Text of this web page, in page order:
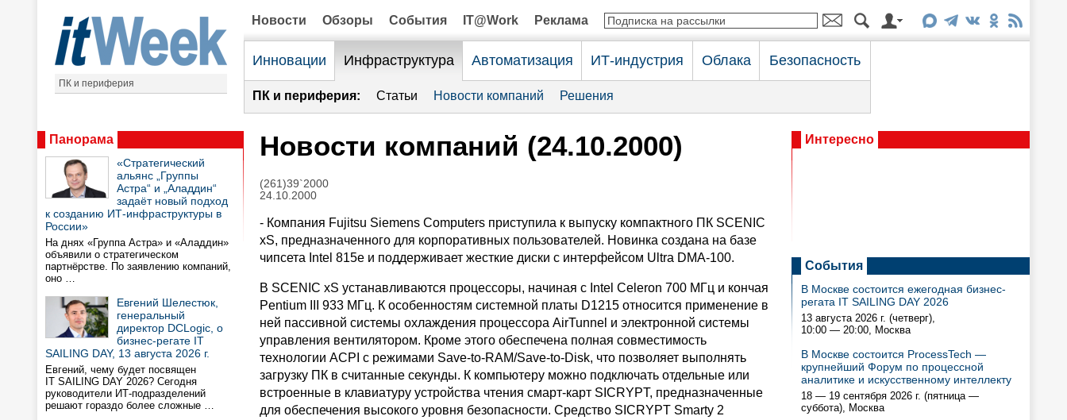
ПК и периферия
Новости Обзоры События IT@Work Реклама
Инновации Инфраструктура Автоматизация ИТ-индустрия Облака Безопасность
ПК и периферия: Статьи Новости компаний Решения
Панорама
«Стратегический
альянс „Группы
Астра“ и „Аладдин“
задаёт новый подход
к созданию ИТ-инфраструктуры в
России»
На днях «Группа Астра» и «Аладдин»
объявили о стратегическом
партнёрстве. По заявлению компаний,
оно …
Евгений Шелестюк,
генеральный
директор DCLogic, о
бизнес-регате IT
SAILING DAY, 13 августа 2026 г.
Евгений, чему будет посвящен
IT SAILING DAY 2026? Сегодня
руководители ИТ-подразделений
решают гораздо более сложные …
Новости компаний (24.10.2000)
(261)39`2000
24.10.2000
- Компания Fujitsu Siemens Computers приступила к выпуску компактного ПК SCENIC
xS, предназначенного для корпоративных пользователей. Новинка создана на базе
чипсета Intel 815e и поддерживает жесткие диски с интерфейсом Ultra DMA-100.
В SCENIC xS устанавливаются процессоры, начиная с Intel Celeron 700 МГц и кончая
Pentium III 933 МГц. К особенностям системной платы D1215 относится применение в
ней пассивной системы охлаждения процессора AirTunnel и электронной системы
управления вентилятором. Кроме этого обеспечена полная совместимость
технологии ACPI с режимами Save-to-RAM/Save-to-Disk, что позволяет выполнять
загрузку ПК в считанные секунды. К компьютеру можно подключать отдельные или
встроенные в клавиатуру устройства чтения смарт-карт SICRYPT, предназначенные
для обеспечения высокого уровня безопасности. Средство SICRYPT Smarty 2
Интересно
События
В Москве состоится ежегодная бизнес-
регата IT SAILING DAY 2026
13 августа 2026 г. (четверг),
10:00 — 20:00, Москва
В Москве состоится ProcessTech —
крупнейший Форум по процессной
аналитике и искусственному интеллекту
18 — 19 сентября 2026 г. (пятница —
суббота), Москва